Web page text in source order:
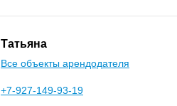
Татьяна
Все объекты арендодателя
+7-927-149-93-19